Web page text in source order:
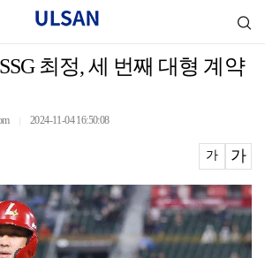
최정, 세 번째 대형 계약
2024-11-04 16:50:08
가 가